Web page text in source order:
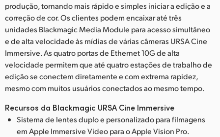
produção, tornando mais rápido e simples iniciar a edição e a
correção de cor. Os clientes podem encaixar até três
unidades Blackmagic Media Module para acesso simultâneo
e de alta velocidade às mídias de várias câmeras URSA Cine
Immersive. As quatro portas de Ethernet 10G de alta
velocidade permitem que até quatro estações de trabalho de
edição se conectem diretamente e com extrema rapidez,
mesmo com muitos usuários conectados ao mesmo tempo.
Recursos da Blackmagic URSA Cine Immersive
Sistema de lentes duplo e personalizado para filmagens
em Apple Immersive Video para o Apple Vision Pro.